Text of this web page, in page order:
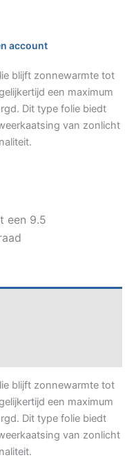
account
blijft zonnewarmte tot
een maximum
Dit type folie biedt
van zonlicht
een 9.5
blijft zonnewarmte tot
een maximum
Dit type folie biedt
van zonlicht